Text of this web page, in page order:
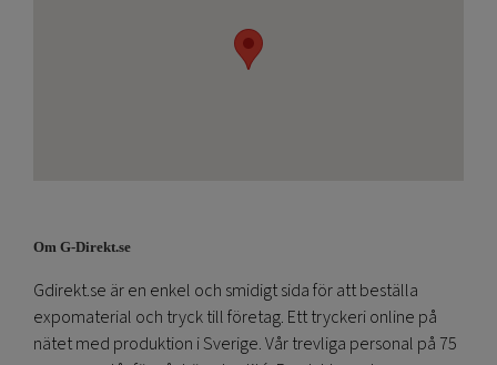
Om G-Direkt.se
Gdirekt.se är en enkel och smidigt sida för att beställa
expomaterial och tryck till företag. Ett tryckeri online på
nätet med produktion i Sverige. Vår trevliga personal på 75